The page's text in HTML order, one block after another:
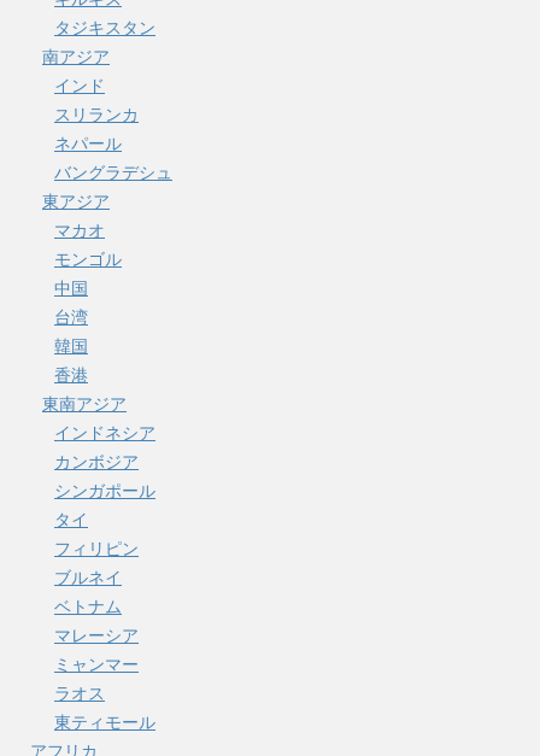
タジキスタン
南アジア
インド
スリランカ
ネパール
バングラデシュ
東アジア
マカオ
モンゴル
中国
台湾
韓国
香港
東南アジア
インドネシア
カンボジア
シンガポール
タイ
フィリピン
ブルネイ
ベトナム
マレーシア
ミャンマー
ラオス
東ティモール
アフリカ